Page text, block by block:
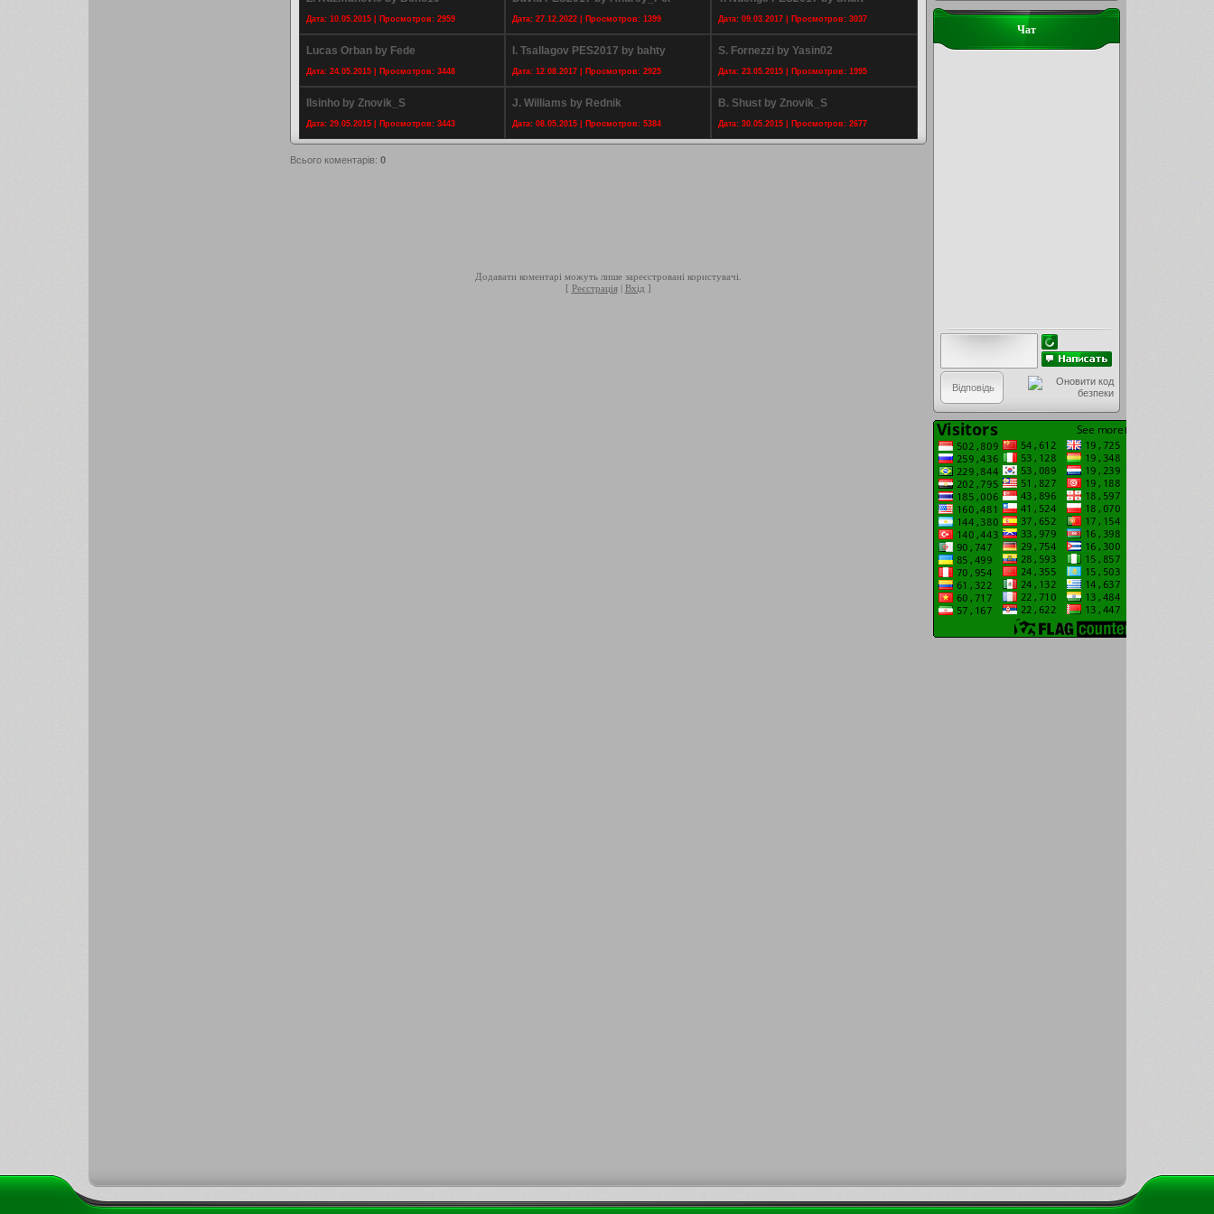
Дата: 10.05.2015 | Просмотров: 2959 Дата: 27.12.2022 | Просмотров: 1399 Дата: 09.03.2017 | Просмотров: 3037
Lucas Orban by Fede
Дата: 24.05.2015 | Просмотров: 3448
I. Tsallagov PES2017 by bahty
Дата: 12.08.2017 | Просмотров: 2925
S. Fornezzi by Yasin02
Дата: 23.05.2015 | Просмотров: 1995
Ilsinho by Znovik_S
Дата: 29.05.2015 | Просмотров: 3443
J. Williams by Rednik
Дата: 08.05.2015 | Просмотров: 5384
B. Shust by Znovik_S
Дата: 30.05.2015 | Просмотров: 2677
Всього коментарів: 0
Додавати коментарі можуть лише зареєстровані користувачі.
[ Реєстрація| Вхід ]
Чат